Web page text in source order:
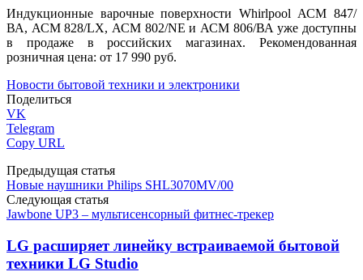
Индукционные варочные поверхности Whirlpool АСМ 847/
ВА, АСМ 828/LX, АСМ 802/NE и АСМ 806/ВА уже доступны
в продаже в российских магазинах. Рекомендованная
розничная цена: от 17 990 руб.
Новости бытовой техники и электроники
Поделиться
VK
Telegram
Copy URL
Предыдущая статья
Новые наушники Philips SHL3070MV/00
Следующая статья
Jawbone UP3 – мультисенсорный фитнес-трекер
LG расширяет линейку встраиваемой бытовой
техники LG Studio